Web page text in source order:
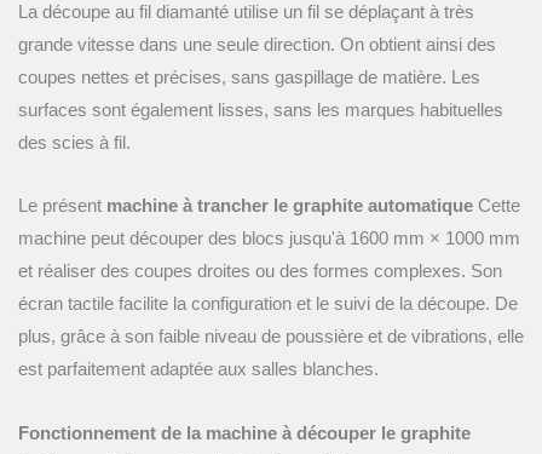
La découpe au fil diamanté utilise un fil se déplaçant à très
grande vitesse dans une seule direction. On obtient ainsi des
coupes nettes et précises, sans gaspillage de matière. Les
surfaces sont également lisses, sans les marques habituelles
des scies à fil.
Le présent machine à trancher le graphite automatique Cette
machine peut découper des blocs jusqu'à 1600 mm × 1000 mm
et réaliser des coupes droites ou des formes complexes. Son
écran tactile facilite la configuration et le suivi de la découpe. De
plus, grâce à son faible niveau de poussière et de vibrations, elle
est parfaitement adaptée aux salles blanches.
Fonctionnement de la machine à découper le graphite